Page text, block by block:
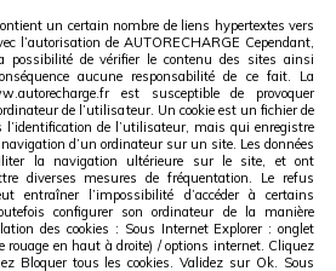
un certain nombre de liens hypertextes vers
l’autorisation de AUTORECHARGE Cependant,
possibilité de vérifier le contenu des sites ainsi
aucune responsabilité de ce fait. La
est susceptible de provoquer
de l’utilisateur. Un cookie est un fichier de
de l’utilisateur, mais qui enregistre
d’un ordinateur sur un site. Les données
la navigation ultérieure sur le site, et ont
diverses mesures de fréquentation. Le refus
entraîner l’impossibilité d’accéder à certains
configurer son ordinateur de la manière
des cookies : Sous Internet Explorer : onglet
rouage en haut à droite) / options internet. Cliquez
Bloquer tous les cookies. Validez sur Ok. Sous